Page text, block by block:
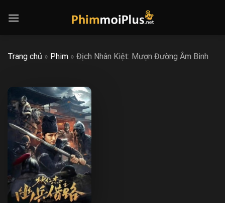
Trang chủ » Phim » Địch Nhân Kiệt: Mượn Đường Âm Binh